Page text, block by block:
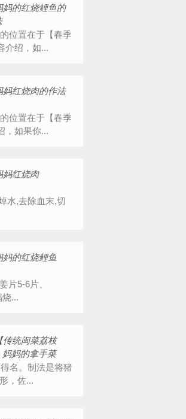
位置在于【春季
介绍，如...
位置在于【春季
，如果你...
片5-6片、
...
，佐...